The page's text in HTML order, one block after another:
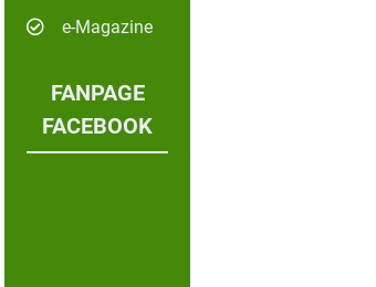
e-Magazine
FANPAGE
FACEBOOK